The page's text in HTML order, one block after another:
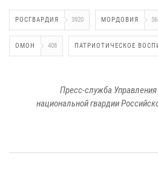
РОСГВАРДИЯ 3920 МОРДОВИЯ
ОМОН 408 ПАТРИОТИЧЕСКОЕ
Пресс-служба
национальной гвардии